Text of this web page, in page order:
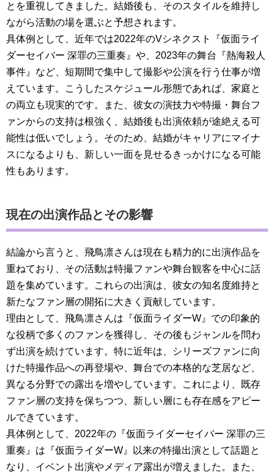
とを重視してきました。結婚後も、そのスタイルを維持し
ながら活動の場を選ぶと予想されます。
具体例として、近年では2022年のVシネクスト『仮面ライ
ダーセイバー 深罪の三重奏』や、2023年の舞台『熱海殺人
事件』など、短期間で集中して撮影や公演を行う仕事が増
えています。こうしたスケジュール形態であれば、家庭と
の両立も現実的です。また、彼女の演技力や特撮・舞台フ
ァンからの支持は根強く、結婚後も出演依頼が途絶える可
能性は低いでしょう。そのため、結婚がキャリアにマイナ
スになるよりも、新しい一面を見せるきっかけになる可能
性もあります。
現在の出演作品とその影響
結論から言うと、飛鳥凛さんは現在も精力的に出演作品を
重ねており、その活動は特撮ファンや舞台観客を中心に話
題を集めています。これらの出演は、彼女の知名度維持と
新たなファン層の開拓に大きく貢献しています。
理由として、飛鳥凛さんは『仮面ライダーW』での印象的
な役柄で多くのファンを獲得し、その後もジャンルを問わ
ず出演を続けています。特に近年は、シリーズファンに向
けた特撮作品への再登場や、舞台での本格的な芝居など、
異なる分野での露出を増やしています。これにより、既存
ファン層の支持を保ちつつ、新しい層にも存在感をアピー
ルできています。
具体例として、2022年の『仮面ライダーセイバー 深罪の三
重奏』は『仮面ライダーW』以来の特撮出演として話題と
なり、イベント出演やメディア露出が増えました。また、